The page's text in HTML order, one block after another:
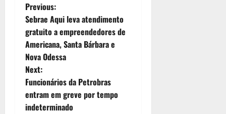
Previous:
Sebrae Aqui leva atendimento
gratuito a empreendedores de
Americana, Santa Bárbara e
Nova Odessa
Next:
Funcionários da Petrobras
entram em greve por tempo
indeterminado